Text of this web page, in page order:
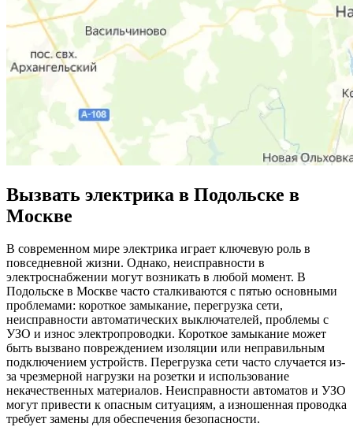
Вызвать электрика в Подольске в
Москве
В современном мире электрика играет ключевую роль в
повседневной жизни. Однако, неисправности в
электроснабжении могут возникать в любой момент. В
Подольске в Москве часто сталкиваются с пятью основными
проблемами: короткое замыкание, перегрузка сети,
неисправности автоматических выключателей, проблемы с
УЗО и износ электропроводки. Короткое замыкание может
быть вызвано повреждением изоляции или неправильным
подключением устройств. Перегрузка сети часто случается из-
за чрезмерной нагрузки на розетки и использование
некачественных материалов. Неисправности автоматов и УЗО
могут привести к опасным ситуациям, а изношенная проводка
требует замены для обеспечения безопасности.